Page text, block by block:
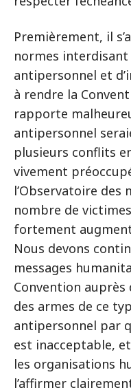
Premièrement, il
normes interdisant
antipersonnel et
à rendre la
rapporte
antipersonnel
plusieurs conflits
vivement
l’Observatoire des
nombre de
fortement
Nous devons
messages
Convention
des armes de ce
antipersonnel par
est inacceptable,
les organisations
l’affirmer